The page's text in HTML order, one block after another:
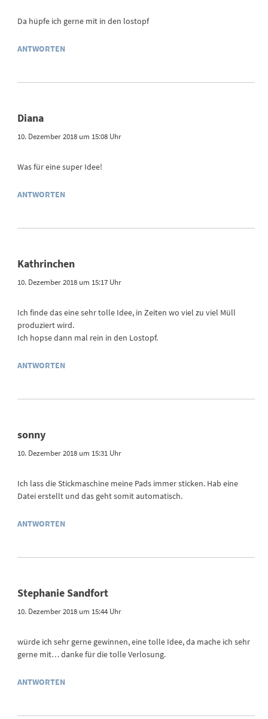
Da hüpfe ich gerne mit in den lostopf
ANTWORTEN
Diana
10. Dezember 2018 um 15:08 Uhr
Was für eine super Idee!
ANTWORTEN
Kathrinchen
10. Dezember 2018 um 15:17 Uhr
Ich finde das eine sehr tolle Idee, in Zeiten wo viel zu viel Müll
produziert wird.
Ich hopse dann mal rein in den Lostopf.
ANTWORTEN
sonny
10. Dezember 2018 um 15:31 Uhr
Ich lass die Stickmaschine meine Pads immer sticken. Hab eine
Datei erstellt und das geht somit automatisch.
ANTWORTEN
Stephanie Sandfort
10. Dezember 2018 um 15:44 Uhr
würde ich sehr gerne gewinnen, eine tolle Idee, da mache ich sehr
gerne mit… danke für die tolle Verlosung.
ANTWORTEN